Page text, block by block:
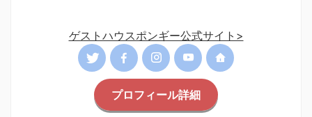
ゲストハウスポンギー公式サイト>
プロフィール詳細